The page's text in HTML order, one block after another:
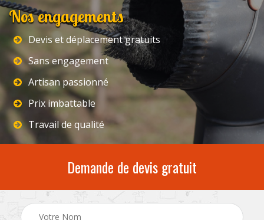
Nos engagements
Devis et déplacement gratuits
Sans engagement
Artisan passionné
Prix imbattable
Travail de qualité
Demande de devis gratuit